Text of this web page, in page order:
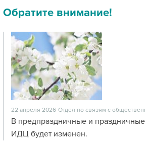
Обратите внимание!
22 апреля 2026 Отдел по связям с
В предпраздничные и
ИДЦ будет изменен.